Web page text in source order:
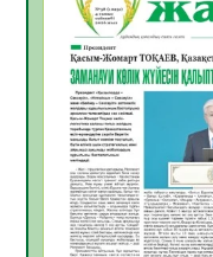
Инфекциялық
жұмыстарының
06.08.2026
Көкжөтел
06.08.2026
АПВ вакцинасы
06.08.2026